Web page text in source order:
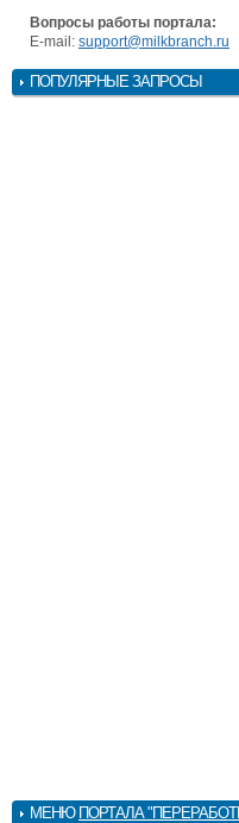
Вопросы работы портала:
E-mail: support@milkbranch.ru
ПОПУЛЯРНЫЕ ЗАПРОСЫ
МЕНЮ ПОРТАЛА